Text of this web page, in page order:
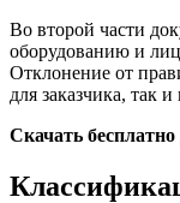
Во второй части
оборудованию и
Отклонение от
для заказчика, так
Скачать